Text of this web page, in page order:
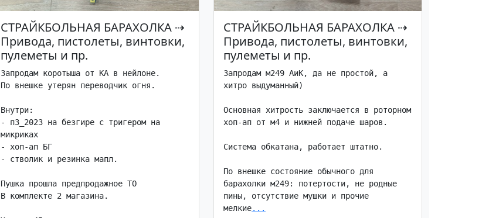
СТРАЙКБОЛЬНАЯ БАРАХОЛКА ⇢
Привода, пистолеты, винтовки,
пулеметы и пр.
Запродам коротыша от КА в нейлоне.
По внешке утерян переводчик огня.
Внутри:
- п3_2023 на безгире с тригером на
микриках
- хоп-ап БГ
- стволик и резинка мапл.
Пушка прошла предпродажное ТО
В комплекте 2 магазина.
СТРАЙКБОЛЬНАЯ БАРАХОЛКА ⇢
Привода, пистолеты, винтовки,
пулеметы и пр.
Запродам м249 АиК, да не простой, а
хитро выдуманный)
Основная хитрость заключается в роторном
хоп-ап от м4 и нижней подаче шаров.
Система обкатана, работает штатно.
По внешке состояние обычного для
барахолки м249: потертости, не родные
пины, отсутствие мушки и прочие
мелкие...